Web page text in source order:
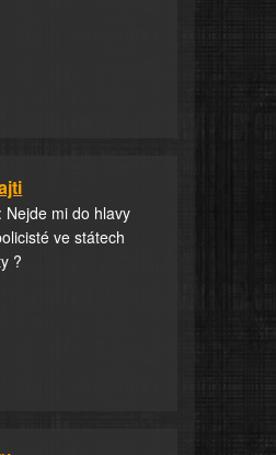
Nejde mi do hlavy
ve státech
?